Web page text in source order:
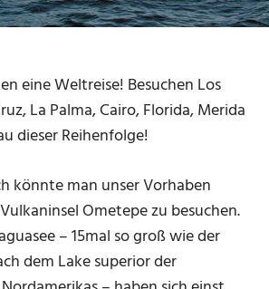
eine Weltreise! Besuchen Los
La Palma, Cairo, Florida, Merida
dieser Reihenfolge!
könnte man unser Vorhaben
Ometepe zu besuchen.
– 15mal so groß wie der
dem Lake superior der